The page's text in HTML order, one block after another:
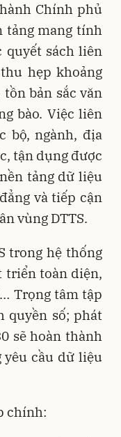
Chính phủ
tảng mang tính
sách liên
hẹp khoảng
bản sắc văn
bào. Việc liên
bộ, ngành, địa
tận dụng được
tảng dữ liệu
và tiếp cận
vùng DTTS.
trong hệ thống
triển toàn diện,
Trọng tâm tập
quyền số; phát
sẽ hoàn thành
yêu cầu dữ liệu
chính: